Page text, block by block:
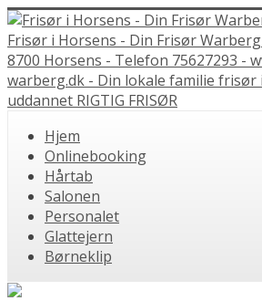
Frisør i Horsens - Din Frisør
8700 Horsens - Telefon 75627293 -
warberg.dk - Din lokale familie frisør
uddannet RIGTIG FRISØR
Hjem
Onlinebooking
Hårtab
Salonen
Personalet
Glattejern
Børneklip